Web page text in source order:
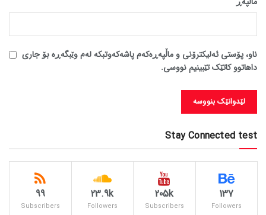
ناو، پۆستی ئەلیکترۆنی و ماڵپەڕەکەم پاشەکەوتبکە لەم وێبگەڕە بۆ جاری
داهاتوو کاتێک تێبینیم نووسی.
Stay Connected test
137
Followers
205k
Subscribers
23.9k
Followers
99
Subscribers